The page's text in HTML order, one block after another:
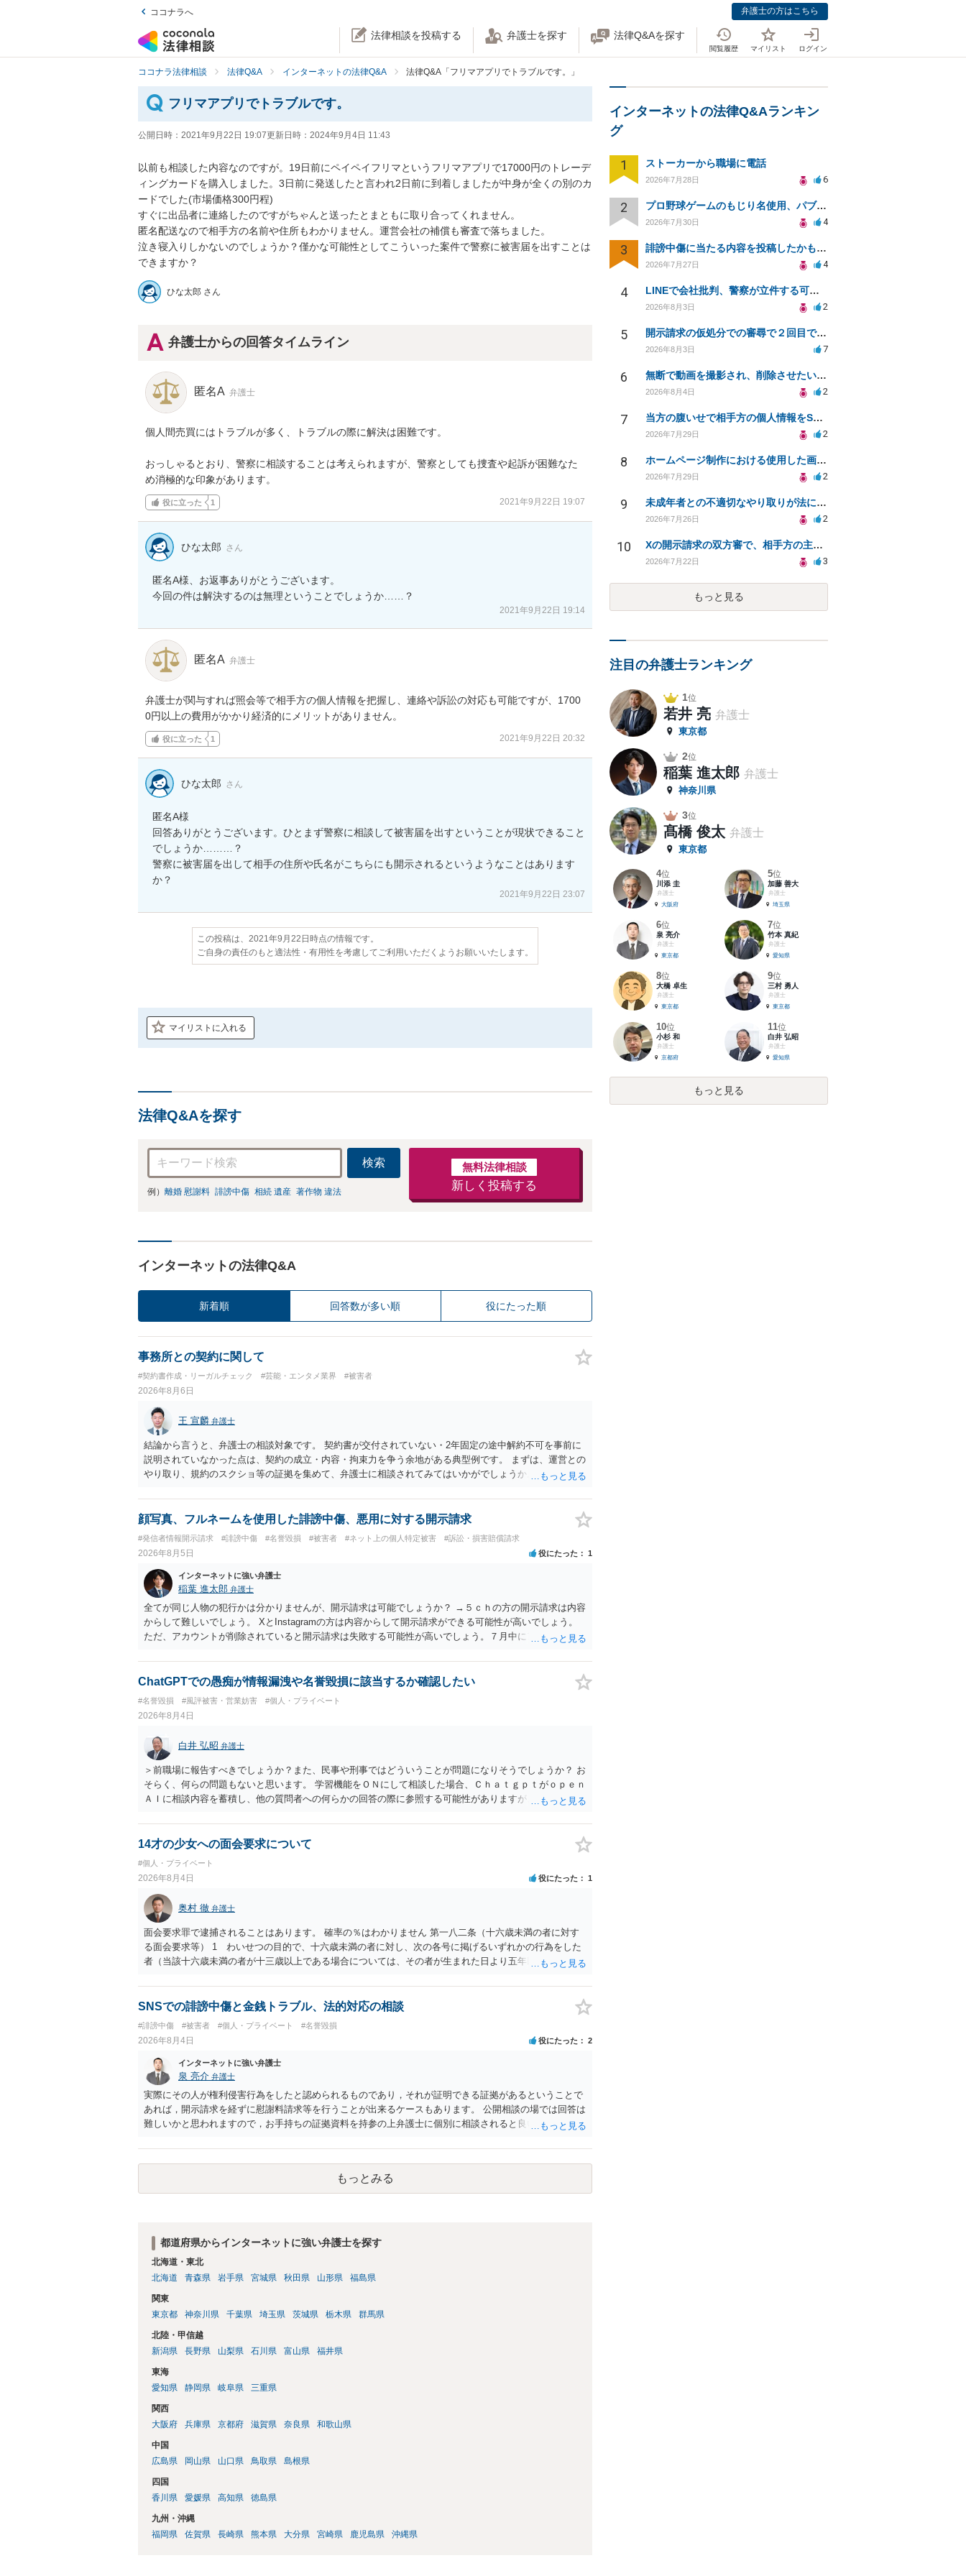
ココナラへ 弁護士の方はこちら
法律相談を投稿する 弁護士を探す 法律Q&Aを探す
閲覧履歴 マイリスト ログイン
ココナラ法律相談 法律Q&A インターネットの法律Q&A 法律Q&A「フリマアプリでトラブルです。」
フリマアプリでトラブルです。
公開日時： 2021年9月22日 19:07更新日時： 2024年9月4日 11:43
以前も相談した内容なのですが。19日前にペイペイフリマというフリマアプリで17000円のトレーデ
ィングカードを購入しました。3日前に発送したと言われ2日前に到着しましたが中身が全くの別のカ
ードでした(市場価格300円程)
すぐに出品者に連絡したのですがちゃんと送ったとまともに取り合ってくれません。
匿名配送なので相手方の名前や住所もわかりません。運営会社の補償も審査で落ちました。
泣き寝入りしかないのでしょうか？僅かな可能性としてこういった案件で警察に被害届を出すことは
できますか？
ひな太郎 さん
弁護士からの回答タイムライン
匿名A 弁護士
個人間売買にはトラブルが多く、トラブルの際に解決は困難です。
おっしゃるとおり、警察に相談することは考えられますが、警察としても捜査や起訴が困難なた
め消極的な印象があります。
役に立った 1 2021年9月22日 19:07
ひな太郎 さん
匿名A様、お返事ありがとうございます。
今回の件は解決するのは無理ということでしょうか……？
2021年9月22日 19:14
匿名A 弁護士
弁護士が関与すれば照会等で相手方の個人情報を把握し、連絡や訴訟の対応も可能ですが、1700
0円以上の費用がかかり経済的にメリットがありません。
役に立った 1 2021年9月22日 20:32
ひな太郎 さん
匿名A様
回答ありがとうございます。ひとまず警察に相談して被害届を出すということが現状できること
でしょうか………？
警察に被害届を出して相手の住所や氏名がこちらにも開示されるというようなことはあります
か？
2021年9月22日 23:07
この投稿は、2021年9月22日時点の情報です。
ご自身の責任のもと適法性・有用性を考慮してご利用いただくようお願いいたします。
マイリストに入れる
法律Q&Aを探す
検索
例） 離婚 慰謝料 誹謗中傷 相続 遺産 著作物 違法
無料法律相談
新しく投稿する
インターネットの法律Q&A
新着順 回答数が多い順 役にたった順
事務所との契約に関して
#契約書作成・リーガルチェック #芸能・エンタメ業界 #被害者
2026年8月6日
王 宣麟 弁護士
結論から言うと、弁護士の相談対象です。 契約書が交付されていない・2年固定の途中解約不可を事前に
説明されていなかった点は、契約の成立・内容・拘束力を争う余地がある典型例です。 まずは、運営との
やり取り、規約のスクショ等の証拠を集めて、弁護士に相談されてみてはいかがでしょうか。 また同時並
顔写真、フルネームを使用した誹謗中傷、悪用に対する開示請求
#発信者情報開示請求 #誹謗中傷 #名誉毀損 #被害者 #ネット上の個人特定被害 #訴訟・損害賠償請求
2026年8月5日 役にたった 1
インターネットに強い弁護士
稲葉 進太郎 弁護士
全てが同じ人物の犯行かは分かりませんが、開示請求は可能でしょうか？ →５ｃｈの方の開示請求は内容
からして難しいでしょう。 XとInstagramの方は内容からして開示請求ができる可能性が高いでしょう。
ただ、アカウントが削除されていると開示請求は失敗する可能性が高いでしょう。７月中にアカウントが
相手に全ての弁護士費用を負担させることは可能でしょうか？ →訴訟外の交渉で相手方が認めれば負担さ
せることができるでしょう。訴訟で判決となった場合は、実際の弁護士費用が認められる場合と認められ
ChatGPTでの愚痴が情報漏洩や名誉毀損に該当するか確認したい
#名誉毀損 #風評被害・営業妨害 #個人・プライベート
2026年8月4日
白井 弘昭 弁護士
＞前職場に報告すべきでしょうか？また、民事や刑事ではどういうことが問題になりそうでしょうか？ お
そらく、何らの問題もないと思います。 学習機能をＯＮにして相談した場合、Ｃｈａｔｇｐｔがｏｐｅｎ
ＡＩに相談内容を蓄積し、他の質問者への何らかの回答の際に参照する可能性がありますが、個人名や会
ので、その情報自体が、秘密情報に当たるとは思えませんし、名誉棄損として、個人や会社に対する誹謗
中傷の不特定多数への公開に当たるとも思われません。 もちろん、誰がその内容をｃｈａｔｇｐｔに入力
して書き込んだとしても）、相談者さんが刑事民事の責任に問われることはないでしょう。 私見ながらご
参考まで。
14才の少女への面会要求について
#個人・プライベート
2026年8月4日 役にたった 1
奥村 徹 弁護士
面会要求罪で逮捕されることはあります。 確率の％はわかりません 第一八二条（十六歳未満の者に対す
る面会要求等） 1 わいせつの目的で、十六歳未満の者に対し、次の各号に掲げるいずれかの行為をした
者（当該十六歳未満の者が十三歳以上である場合については、その者が生まれた日より五年以上前の日に
又は誘惑して面会を要求すること。 二 拒まれたにもかかわらず、反復して面会を要求すること。 三
金銭その他の利益を供与し、又はその申込み若しくは約束をして面会を要求すること。 2前項の罪を犯
罰金に処する。
SNSでの誹謗中傷と金銭トラブル、法的対応の相談
#誹謗中傷 #被害者 #個人・プライベート #名誉毀損
2026年8月4日 役にたった 2
インターネットに強い弁護士
泉 亮介 弁護士
実際にその人が権利侵害行為をしたと認められるものであり，それが証明できる証拠があるということで
あれば，開示請求を経ずに慰謝料請求等を行うことが出来るケースもあります。 公開相談の場では回答は
難しいかと思われますので，お手持ちの証拠資料を持参の上弁護士に個別に相談されると良いでしょう。
もっとみる
都道府県からインターネットに強い弁護士を探す
北海道・東北
北海道
青森県 岩手県 宮城県 秋田県 山形県 福島県
関東
東京都
神奈川県 千葉県 埼玉県 茨城県 栃木県 群馬県
北陸・甲信越
新潟県
長野県 山梨県 石川県 富山県 福井県
東海
愛知県
静岡県 岐阜県 三重県
関西
大阪府
兵庫県 京都府 滋賀県 奈良県 和歌山県
中国
広島県
岡山県 山口県 鳥取県 島根県
四国
香川県
愛媛県 高知県 徳島県
九州・沖縄
福岡県
佐賀県 長崎県 熊本県 大分県 宮崎県 鹿児島県 沖縄県
インターネットの法律Q&Aランキン
グ
1 ストーカーから職場に電話
2026年7月28日 6
2 プロ野球ゲームのもじり名使用、パブリシティ権の影響は？
2026年7月30日 4
3 誹謗中傷に当たる内容を投稿したかもしれない。開示請求や民事刑事裁判に発展しうるのか教えて欲しい。
2026年7月27日 4
4 LINEで会社批判、警察が立件する可能性は？
2026年8月3日 2
5 開示請求の仮処分での審尋で２回目で終わらない場合どうしたらいいですか
2026年8月3日 7
6 無断で動画を撮影され、削除させたいが連絡が返ってこない。
2026年8月4日 2
7 当方の腹いせで相手方の個人情報をSNSで晒してしまい名誉毀損させてしまったかもしれない
2026年7月29日 2
8 ホームページ制作における使用した画像や文章の著作権について
2026年7月29日 2
9 未成年者との不適切なやり取りが法に触れる可能性と対処法
2026年7月26日 2
10 Xの開示請求の双方審で、相手方の主張が口頭ばかりで把握しきれません
2026年7月22日 3
もっと見る
注目の弁護士ランキング
1位
若井 亮 弁護士
東京都
2位
稲葉 進太郎 弁護士
神奈川県
3位
髙橋 俊太 弁護士
東京都
4位
川添 圭
弁護士
大阪府
5位
加藤 善大
弁護士
埼玉県
6位
泉 亮介
弁護士
東京都
7位
竹本 真紀
弁護士
愛知県
8位
大橋 卓生
弁護士
東京都
9位
三村 勇人
弁護士
東京都
10位
小杉 和
弁護士
京都府
11位
白井 弘昭
弁護士
愛知県
もっと見る